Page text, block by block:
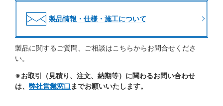
製品情報・仕様・施工について
製品に関するご質問、ご相談はこちらからお問合せくださ
い。
※お取引（見積り、注文、納期等）に関わるお問い合わせ
は、 弊社営業窓口 までお願いいたします。